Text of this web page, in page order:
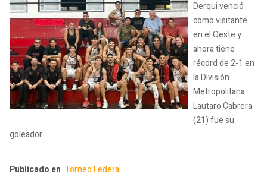
Derqui venció
como visitante
en el Oeste y
ahora tiene
récord de 2-1 en
la División
Metropolitana.
Lautaro Cabrera
(21) fue su
goleador.
Publicado en Torneo Federal